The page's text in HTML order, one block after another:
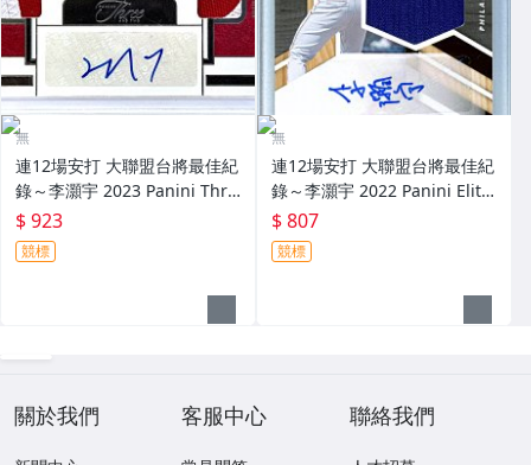
無
連12場安打 大聯盟台將最佳紀
錄～李灝宇 2023 Panini Thre
e And Two 限量25張新人原封
四球衣簽名卡 Patch～
$ 923
競標
無
連12場安打 大聯盟台將最佳紀
錄～李灝宇 2022 Panini Elite
Extra Edition 實戰球衣簽名卡
～
$ 807
競標
關於我們 客服中心 聯絡我們